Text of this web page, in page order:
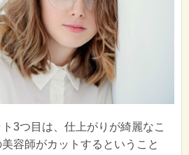
3つ目は、仕上がりが綺麗なこ
容師がカットするということ